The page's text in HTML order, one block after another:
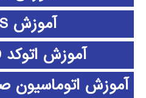
آموزش ArcGIS
آموزش اتوکد AUTOCAD